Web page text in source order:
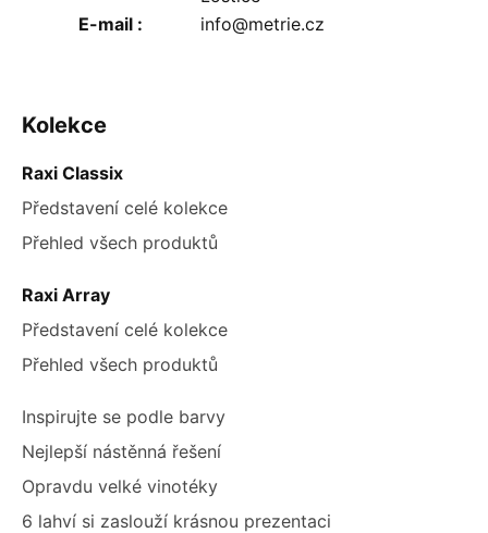
E-mail : info@metrie.cz
ZÁPATÍ
Kolekce
Raxi Classix
Představení celé kolekce
Přehled všech produktů
Raxi Array
Představení celé kolekce
Přehled všech produktů
Inspirujte se podle barvy
Nejlepší nástěnná řešení
Opravdu velké vinotéky
6 lahví si zaslouží krásnou prezentaci